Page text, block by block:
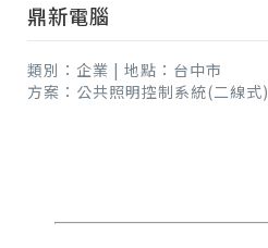
鼎新電腦
類別：企業 | 地點：台中市
方案：公共照明控制系統(二線式)